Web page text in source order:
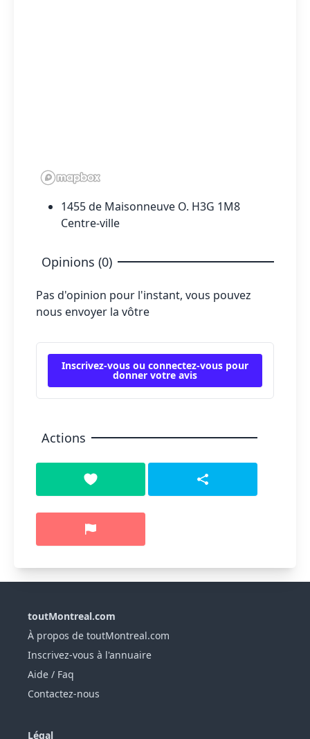
1455 de Maisonneuve O. H3G 1M8
Centre-ville
Opinions (0)
Pas d'opinion pour l'instant, vous pouvez
nous envoyer la vôtre
Inscrivez-vous ou connectez-vous pour
donner votre avis
Actions
toutMontreal.com
À propos de toutMontreal.com
Inscrivez-vous à l'annuaire
Aide / Faq
Contactez-nous
Légal